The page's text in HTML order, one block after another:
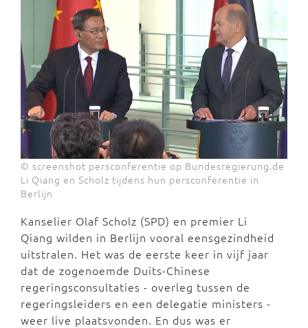
© screenshot persconferentie op Bundesregierung.de
Li Qiang en Scholz tijdens hun persconferentie in
Berlijn
Kanselier Olaf Scholz (SPD) en premier Li
Qiang wilden in Berlijn vooral eensgezindheid
uitstralen. Het was de eerste keer in vijf jaar
dat de zogenoemde Duits-Chinese
regeringsconsultaties - overleg tussen de
regeringsleiders en een delegatie ministers -
weer live plaatsvonden. En dus was er